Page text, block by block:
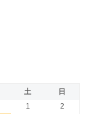
土
日
1
2